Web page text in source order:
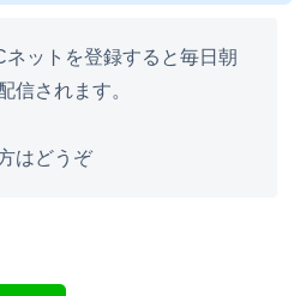
ットを登録すると毎日朝
信されます。
はどうぞ